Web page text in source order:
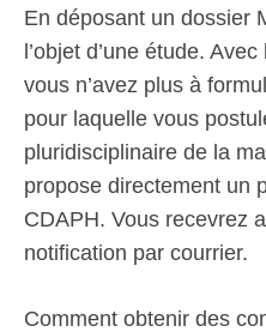
En déposant un dossier
l’objet d’une étude.
vous n’avez plus à
pour laquelle vous
pluridisciplinaire de la
propose directement un
CDAPH. Vous recevrez
notification par courrier.
Comment obtenir des